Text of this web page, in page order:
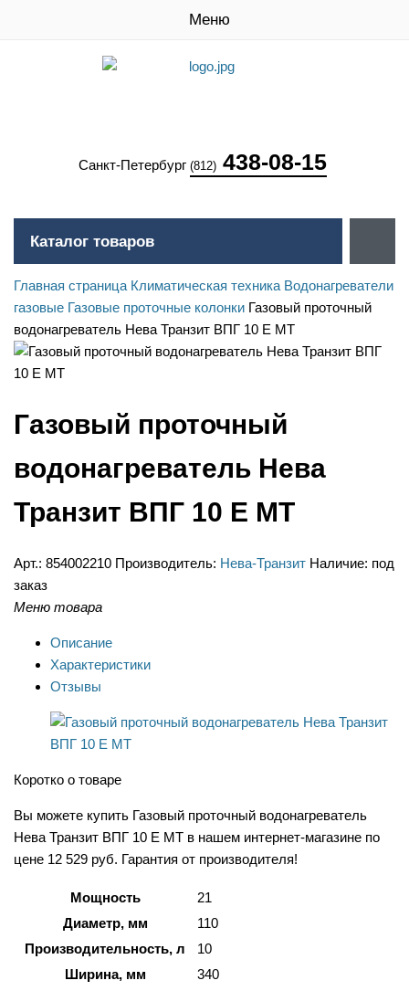
Меню
Санкт-Петербург (812) 438-08-15
Каталог товаров
Главная страница Климатическая техника Водонагреватели
газовые Газовые проточные колонки Газовый проточный
водонагреватель Нева Транзит ВПГ 10 Е МТ
Газовый проточный
водонагреватель Нева
Транзит ВПГ 10 Е МТ
Арт.: 854002210 Производитель: Нева-Транзит Наличие: под
заказ
Меню товара
Описание
Характеристики
Отзывы
Коротко о товаре
Вы можете купить Газовый проточный водонагреватель
Нева Транзит ВПГ 10 Е МТ в нашем интернет-магазине по
цене 12 529 руб. Гарантия от производителя!
Мощность
21
Диаметр, мм
110
Производительность, л
10
Ширина, мм
340